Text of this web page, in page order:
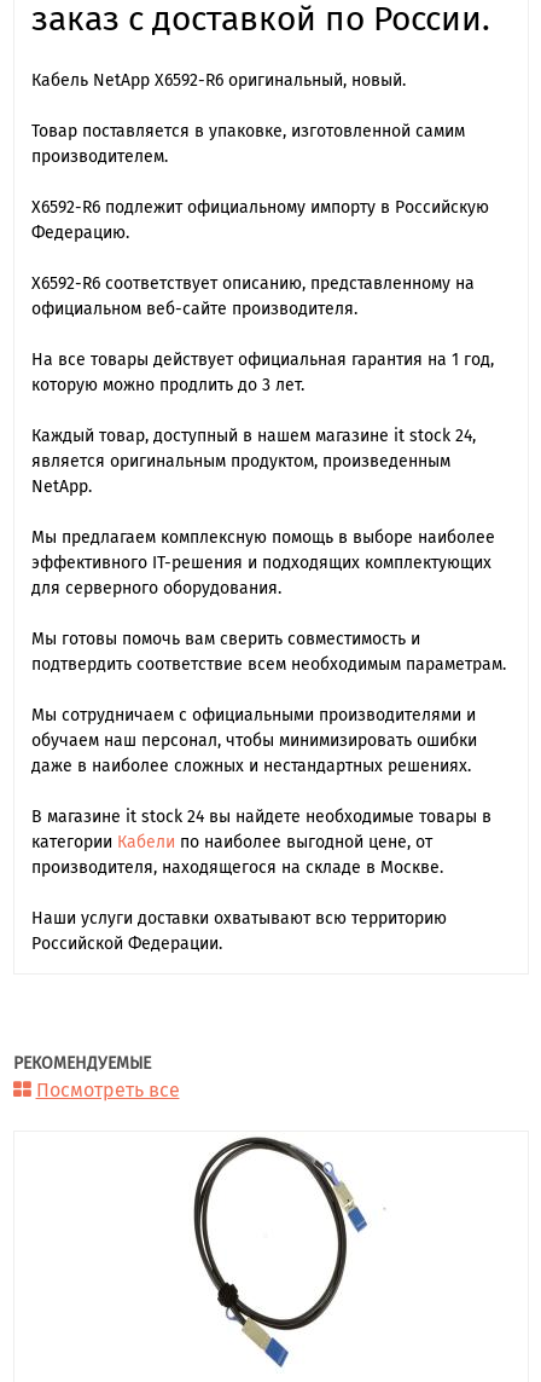
заказ с доставкой по России.
Кабель NetApp X6592-R6 оригинальный, новый.
Товар поставляется в упаковке, изготовленной самим
производителем.
X6592-R6 подлежит официальному импорту в Российскую
Федерацию.
X6592-R6 cоответствует описанию, представленному на
официальном веб-сайте производителя.
На все товары действует официальная гарантия на 1 год,
которую можно продлить до 3 лет.
Каждый товар, доступный в нашем магазине it stock 24,
является оригинальным продуктом, произведенным
NetApp.
Мы предлагаем комплексную помощь в выборе наиболее
эффективного IT-решения и подходящих комплектующих
для серверного оборудования.
Мы готовы помочь вам сверить совместимость и
подтвердить соответствие всем необходимым параметрам.
Мы сотрудничаем с официальными производителями и
обучаем наш персонал, чтобы минимизировать ошибки
даже в наиболее сложных и нестандартных решениях.
В магазине it stock 24 вы найдете необходимые товары в
категории Кабели по наиболее выгодной цене, от
производителя, находящегося на складе в Москве.
Наши услуги доставки охватывают всю территорию
Российской Федерации.
РЕКОМЕНДУЕМЫЕ
Посмотреть все